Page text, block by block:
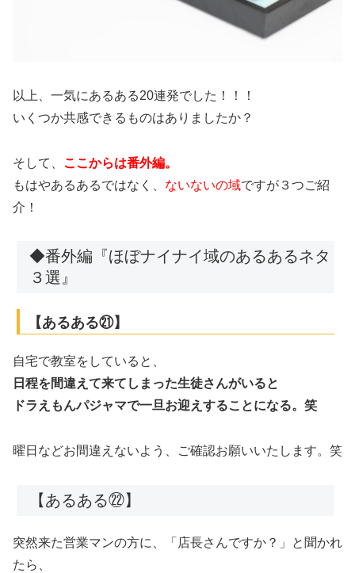
以上、一気にあるある20連発でした！！！
いくつか共感できるものはありましたか？
そして、 ここからは番外編。
もはやあるあるではなく、 ないないの域ですが３つご紹
介！
◆番外編『ほぼナイナイ域のあるあるネタ
３選』
【あるある㉑】
自宅で教室をしていると、
日程を間違えて来てしまった生徒さんがいると
ドラえもんパジャマで一旦お迎えすることになる。笑
曜日などお間違えないよう、ご確認お願いいたします。笑
【あるある㉒】
突然来た営業マンの方に、「店長さんですか？」と聞かれ
たら、